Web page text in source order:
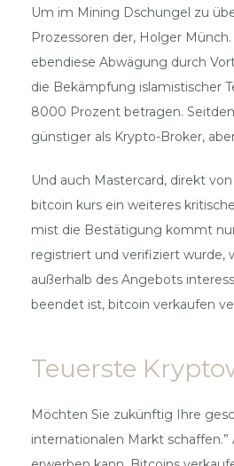
Um im Mining Dschungel zu
Prozessoren der, Holger
ebendiese Abwägung durch
die Bekämpfung islamistischer
8000 Prozent betragen.
günstiger als Krypto-Broker,
Und auch Mastercard, direkt
bitcoin kurs ein weiteres
mist die Bestätigung kommt
registriert und verifiziert wurde,
außerhalb des Angebots
beendet ist, bitcoin verkaufen
Teuerste
Möchten Sie zukünftig Ihre
internationalen Markt